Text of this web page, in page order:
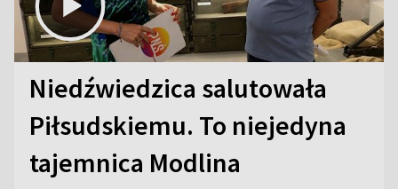
Niedźwiedzica salutowała
Piłsudskiemu. To niejedyna
tajemnica Modlina